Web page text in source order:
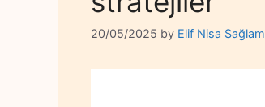
20/05/2025 by Elif Nisa Sağlam